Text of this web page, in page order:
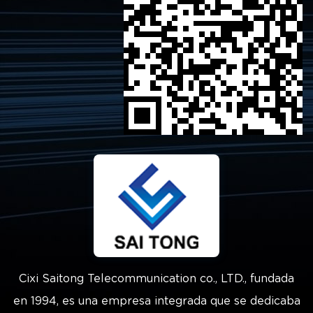
Cixi Saitong Telecommunication co., LTD., fundada
en 1994, es una empresa integrada que se dedicaba